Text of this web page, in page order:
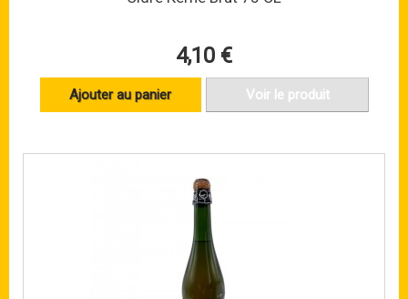
4,10 €
Ajouter au panier Voir le produit